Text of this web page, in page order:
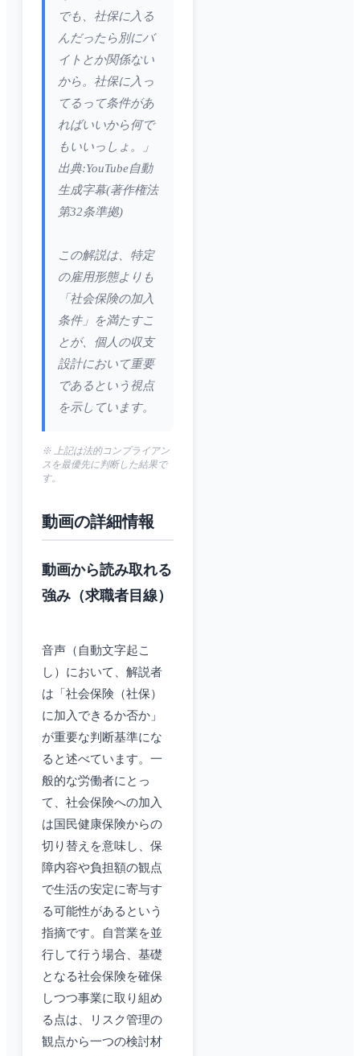
でも、社保に入る
んだったら別にバ
イトとか関係ない
から。社保に入っ
てるって条件があ
ればいいから何で
もいいっしょ。」
出典:YouTube自動
生成字幕(著作権法
第32条準拠)
この解説は、特定
の雇用形態よりも
「社会保険の加入
条件」を満たすこ
とが、個人の収支
設計において重要
であるという視点
を示しています。
※ 上記は法的コンプライアン
スを最優先に判断した結果で
す。
動画の詳細情報
動画から読み取れる
強み（求職者目線）
音声（自動文字起こ
し）において、解説者
は「社会保険（社保）
に加入できるか否か」
が重要な判断基準にな
ると述べています。一
般的な労働者にとっ
て、社会保険への加入
は国民健康保険からの
切り替えを意味し、保
障内容や負担額の観点
で生活の安定に寄与す
る可能性があるという
指摘です。自営業を並
行して行う場合、基礎
となる社会保険を確保
しつつ事業に取り組め
る点は、リスク管理の
観点から一つの検討材